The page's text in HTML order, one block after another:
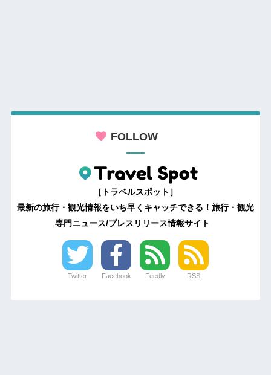
FOLLOW
［トラベルスポット］
最新の旅行・観光情報をいち早くキャッチできる！旅行・観光
専門ニュース/プレスリリース情報サイト
Twitter Facebook Feedly RSS